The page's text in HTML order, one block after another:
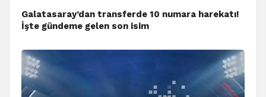
Galatasaray’dan transferde 10 numara harekatı!
İşte gündeme gelen son isim